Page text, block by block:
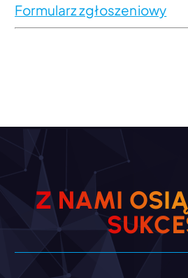
Formularz zgłoszeniowy
Z NAMI OSIĄ
SUKCE